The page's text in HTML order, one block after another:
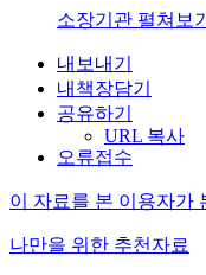
소장기관 펼쳐보기
내보내기
내책장담기
공유하기
URL 복사
오류접수
이 자료를 본 이용자가
나만을 위한 추천자료